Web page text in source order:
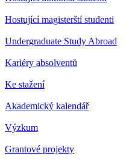
Hostující magisterští studenti
Undergraduate Study Abroad
Kariéry absolventů
Ke stažení
Akademický kalendář
Výzkum
Grantové projekty